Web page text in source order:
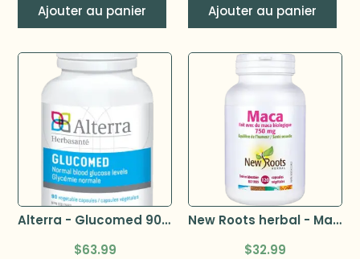
Ajouter au panier Ajouter au panier
Alterra - Glucomed 90 capsules
$63.99
New Roots herbal - Maca 750mg 120 caps
$32.99